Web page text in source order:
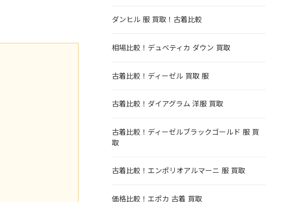
ダンヒル 服 買取！古着比較
相場比較！デュベティカ ダウン 買取
古着比較！ディーゼル 買取 服
古着比較！ダイアグラム 洋服 買取
古着比較！ディーゼルブラックゴールド 服 買
取
古着比較！エンポリオアルマーニ 服 買取
価格比較！エポカ 古着 買取